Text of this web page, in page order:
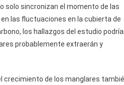
solo sincronizan el momento de las
las fluctuaciones en la cubierta de
los hallazgos del estudio
probablemente extraerán y
crecimiento de los manglares